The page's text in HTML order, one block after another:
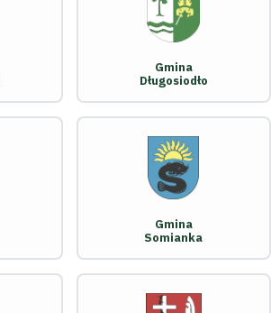
Gmina
Długosiodło
Gmina
Somianka